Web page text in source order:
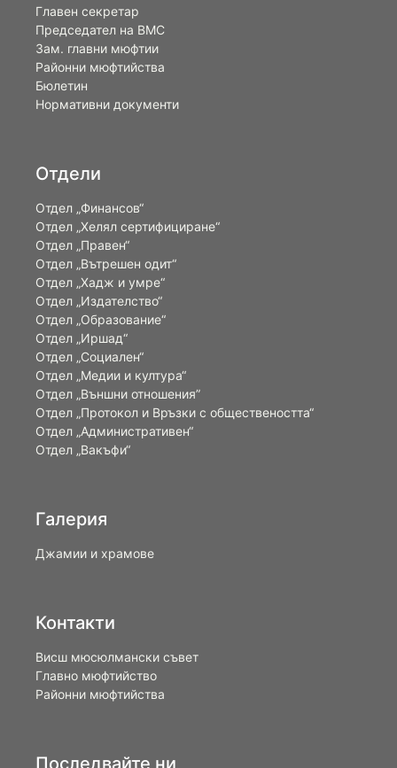
Главен секретар
Председател на ВМС
Зам. главни мюфтии
Районни мюфтийства
Бюлетин
Нормативни документи
Отдели
Отдел „Финансов“
Отдел „Хелял сертифициране“
Отдел „Правен“
Отдел „Вътрешен одит“
Отдел „Хадж и умре“
Отдел „Издателство“
Отдел „Образование“
Отдел „Иршад“
Отдел „Социален“
Отдел „Медии и култура“
Отдел „Външни отношения”
Oтдел „Протокол и Връзки с обществеността“
Отдел „Административен“
Отдел „Вакъфи“
Галерия
Джамии и храмове
Контакти
Висш мюсюлмански съвет
Главно мюфтийство
Районни мюфтийства
Последвайте ни